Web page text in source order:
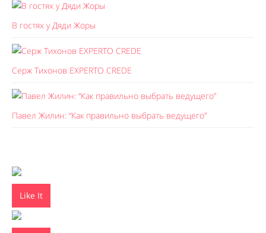
В гостях у Дяди Жоры
Серж Тихонов EXPERTO CREDE
Павел Жилин: “Как правильно выбрать ведущего”
Like It